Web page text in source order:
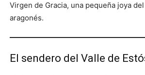
Virgen de Gracia, una pequeña joya
aragonés.
El sendero del Valle de